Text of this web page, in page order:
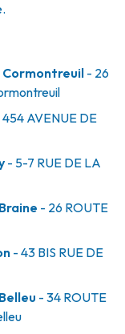
Cormontreuil - 26
454 AVENUE DE
- 5-7 RUE DE LA
- 26 ROUTE
- 43 BIS RUE DE
- 34 ROUTE